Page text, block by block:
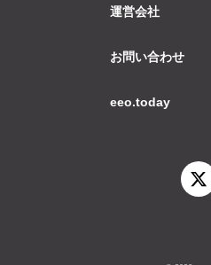
運営会社
お問い合わせ
eeo.today